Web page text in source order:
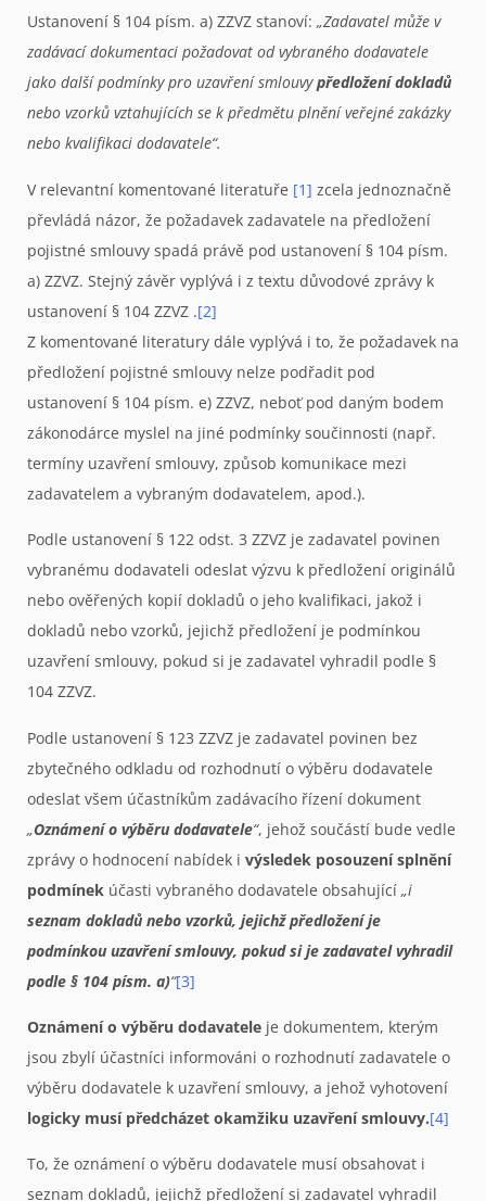
Ustanovení § 104 písm. a) ZZVZ stanoví: „Zadavatel může v
zadávací dokumentaci požadovat od vybraného dodavatele
jako další podmínky pro uzavření smlouvypředložení dokladů
nebo vzorků vztahujících se k předmětu plnění veřejné zakázky
nebo kvalifikaci dodavatele“.
V relevantní komentované literatuře [1] zcela jednoznačně
převládá názor, že požadavek zadavatele na předložení
pojistné smlouvy spadá právě pod ustanovení § 104 písm.
a) ZZVZ. Stejný závěr vyplývá i z textu důvodové zprávy k
ustanovení § 104 ZZVZ .[2]
Z komentované literatury dále vyplývá i to, že požadavek na
předložení pojistné smlouvy nelze podřadit pod
ustanovení § 104 písm. e) ZZVZ, neboť pod daným bodem
zákonodárce myslel na jiné podmínky součinnosti (např.
termíny uzavření smlouvy, způsob komunikace mezi
zadavatelem a vybraným dodavatelem, apod.).
Podle ustanovení § 122 odst. 3 ZZVZ je zadavatel povinen
vybranému dodavateli odeslat výzvu k předložení originálů
nebo ověřených kopií dokladů o jeho kvalifikaci, jakož i
dokladů nebo vzorků, jejichž předložení je podmínkou
uzavření smlouvy, pokud si je zadavatel vyhradil podle §
104 ZZVZ.
Podle ustanovení § 123 ZZVZ je zadavatel povinen bez
zbytečného odkladu od rozhodnutí o výběru dodavatele
odeslat všem účastníkům zadávacího řízení dokument
„Oznámení o výběru dodavatele“, jehož součástí bude vedle
zprávy o hodnocení nabídek i výsledek posouzení splnění
podmínek účasti vybraného dodavatele obsahující „i
seznam dokladů nebo vzorků, jejichž předložení je
podmínkou uzavření smlouvy, pokud si je zadavatel vyhradil
podle § 104 písm. a)“[3]
Oznámení o výběru dodavatele je dokumentem, kterým
jsou zbylí účastníci informováni o rozhodnutí zadavatele o
výběru dodavatele k uzavření smlouvy, a jehož vyhotovení
logicky musí předcházet okamžiku uzavření smlouvy.[4]
To, že oznámení o výběru dodavatele musí obsahovat i
seznam dokladů, jejichž předložení si zadavatel vyhradil